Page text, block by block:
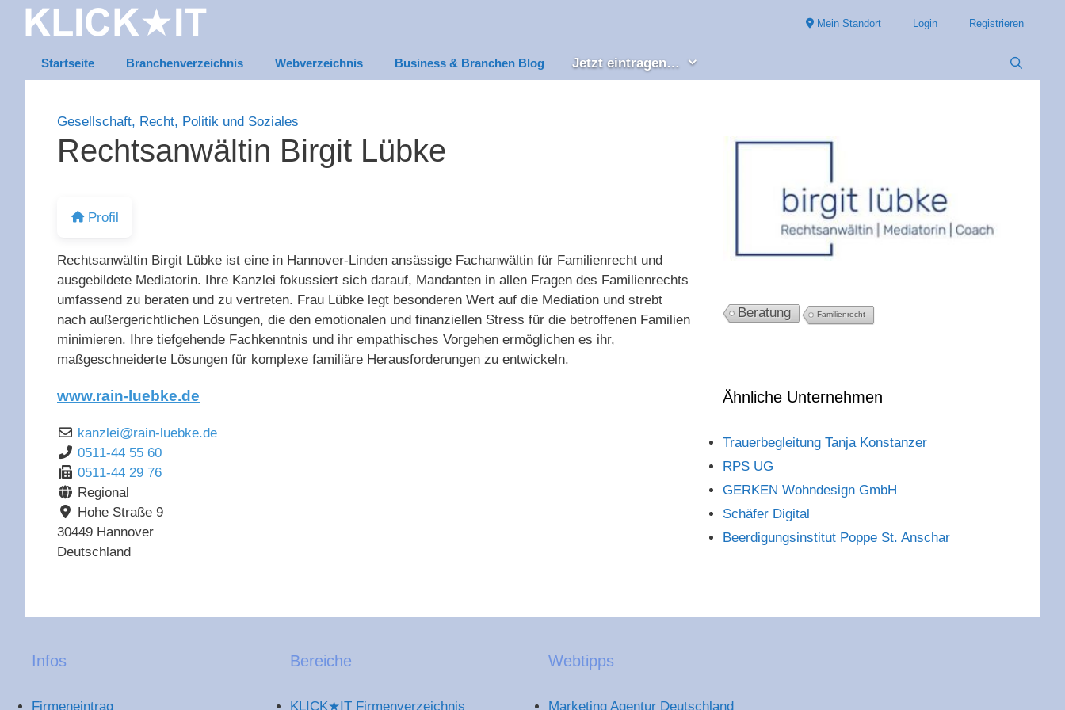
Inhalt
Mein Standort Login Registrieren
Startseite Branchenverzeichnis Webverzeichnis Business & Branchen Blog Jetzt eintragen…
Gesellschaft, Recht, Politik und Soziales
Rechtsanwältin Birgit Lübke
Profil
Rechtsanwältin Birgit Lübke ist eine in Hannover-Linden ansässige Fachanwältin für Familienrecht und
ausgebildete Mediatorin. Ihre Kanzlei fokussiert sich darauf, Mandanten in allen Fragen des Familienrechts
umfassend zu beraten und zu vertreten. Frau Lübke legt besonderen Wert auf die Mediation und strebt
nach außergerichtlichen Lösungen, die den emotionalen und finanziellen Stress für die betroffenen Familien
minimieren. Ihre tiefgehende Fachkenntnis und ihr empathisches Vorgehen ermöglichen es ihr,
maßgeschneiderte Lösungen für komplexe familiäre Herausforderungen zu entwickeln.
www.rain-luebke.de
kanzlei@rain-luebke.de
0511-44 55 60
0511-44 29 76
Regional
Hohe Straße 9
30449 Hannover
Deutschland
Beratung Familienrecht
Ähnliche Unternehmen
Trauerbegleitung Tanja Konstanzer
RPS UG
GERKEN Wohndesign GmbH
Schäfer Digital
Beerdigungsinstitut Poppe St. Anschar
Infos
Firmeneintrag
Bereiche
KLICK★IT Firmenverzeichnis
Webtipps
Marketing Agentur Deutschland